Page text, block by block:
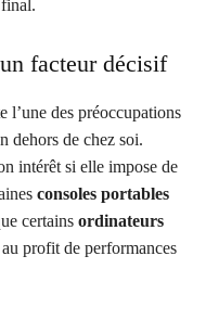
facteur décisif
l’une des préoccupations
dehors de chez soi.
intérêt si elle impose de
consoles portables
certains ordinateurs
profit de performances